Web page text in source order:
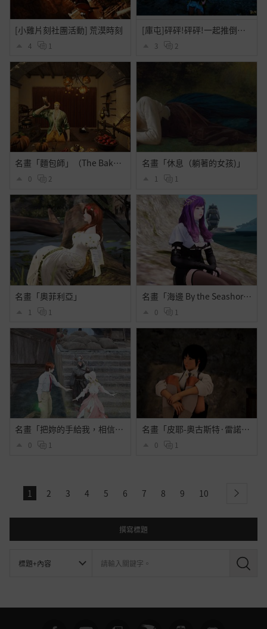
[小雞片刻社團活動] 荒漠時刻
4 1
[庫屯]砰砰!砰砰!一起推倒古代的庫屯!可愛的蟲蟲!
3 2
名畫「麵包師」（The Baker）
0 2
名畫「休息（躺著的女孩)」
1 1
名畫「奧菲利亞」
1 1
名畫「海邊 By the Seashore」
0 1
名畫「把妳的手給我，相信我」
0 1
名畫「皮耶-奧古斯特·雷諾瓦肖像」
0 1
1 2 3 4 5 6 7 8 9 10 next
撰寫標題
搜